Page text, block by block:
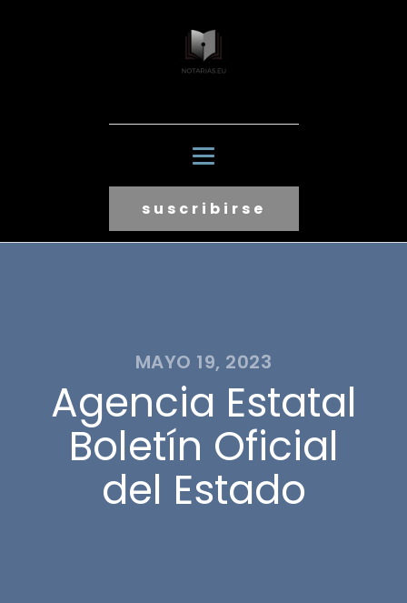
suscribirse
MAYO 19, 2023
Agencia Estatal
Boletín Oficial
del Estado